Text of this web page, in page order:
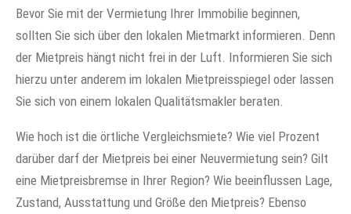
Bevor Sie mit der Vermietung Ihrer Immobilie beginnen,
sollten Sie sich über den lokalen Mietmarkt informieren. Denn
der Mietpreis hängt nicht frei in der Luft. Informieren Sie sich
hierzu unter anderem im lokalen Mietpreisspiegel oder lassen
Sie sich von einem lokalen Qualitätsmakler beraten.
Wie hoch ist die örtliche Vergleichsmiete? Wie viel Prozent
darüber darf der Mietpreis bei einer Neuvermietung sein? Gilt
eine Mietpreisbremse in Ihrer Region? Wie beeinflussen Lage,
Zustand, Ausstattung und Größe den Mietpreis? Ebenso